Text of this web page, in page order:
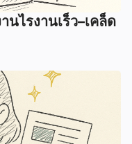
นไรงานเร็ว–เคล็ด